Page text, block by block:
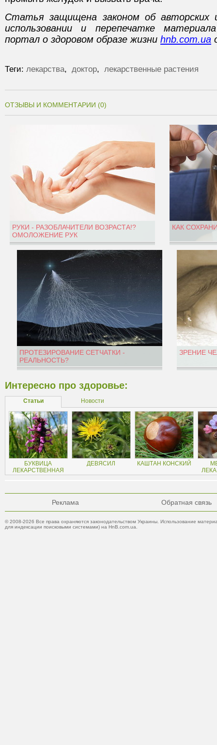
Статья защищена законом об авторских
использовании и перепечатке
портал о здоровом образе жизни hnb.com.ua
Теги: лекарства, доктор, лекарственные растения
ОТЗЫВЫ И КОММЕНТАРИИ (0)
РУКИ - РАЗОБЛАЧИТЕЛИ ВОЗРАСТА!?
ОМОЛОЖЕНИЕ РУК
КАК
ПРОТЕЗИРОВАНИЕ СЕТЧАТКИ -
РЕАЛЬНОСТЬ?
ЗРЕНИЕ
Интересно про здоровье:
Статьи Новости
БУКВИЦА
ЛЕКАРСТВЕННАЯ
ДЕВЯСИЛ КАШТАН КОНСКИЙ
Реклама Обратная связь
© 2008-2026 Все права охраняются законодательством Украины. Использование
для индексации поисковыми системами) на HnB.com.ua.